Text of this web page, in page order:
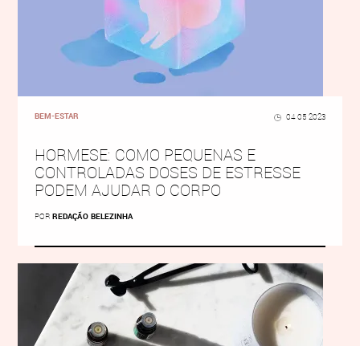
BEM-ESTAR 04 05 2023
HORMESE: COMO PEQUENAS E
CONTROLADAS DOSES DE ESTRESSE
PODEM AJUDAR O CORPO
POR REDAÇÃO BELEZINHA